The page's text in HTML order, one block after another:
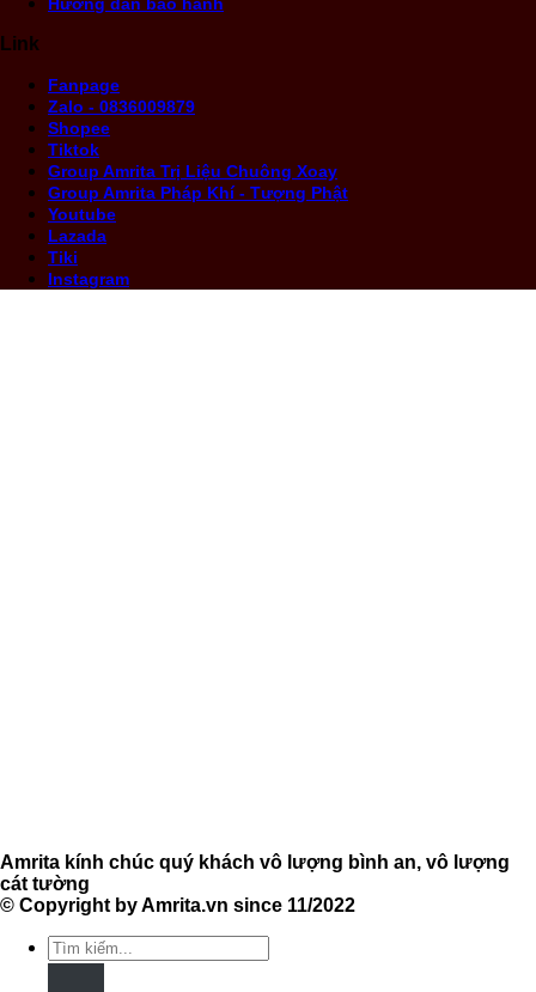
Hướng dẫn bảo hành
Link
Fanpage
Zalo - 0836009879
Shopee
Tiktok
Group Amrita Trị Liệu Chuông Xoay
Group Amrita Pháp Khí - Tượng Phật
Youtube
Lazada
Tiki
Instagram
Amrita kính chúc quý khách vô lượng bình an, vô lượng
cát tường
© Copyright by Amrita.vn since 11/2022
Tìm
kiếm: